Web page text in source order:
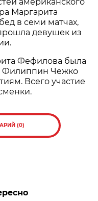
Маргарита
в семи матчах,
девушек из
Фефилова была
Филиппин Чежко
Всего участие
(0)